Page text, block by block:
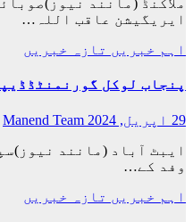
ملاکنڈ (مانند
ایریگیشن عاقب اللہ…
اہم خبریں تازہ خبریں
پنجاب لوکل
29 اپریل, 2024
Manend Team
ایبٹ آباد (مانند
وفد کے…
اہم خبریں تازہ خبریں